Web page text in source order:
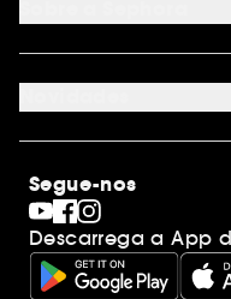
Cartão oferta empresas
Site Map
Juntar Sephora
Sephora Prize 2026
Internacional
Descobrir a Sephora
Código promocional
Saldos
Dia dos Namorados
Dia do Pai
Dia da Mãe
Calendários do Advento
Singles' Day
Segue-nos
Descarrega a App